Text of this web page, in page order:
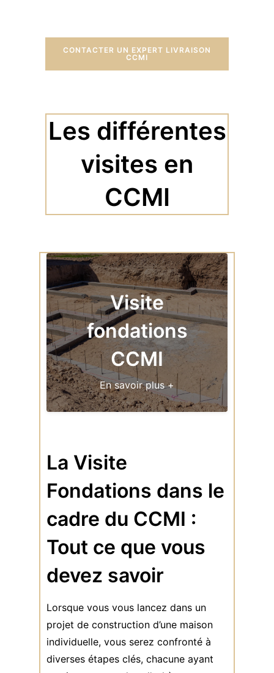
CONTACTER UN EXPERT LIVRAISON
CCMI
Les différentes
visites en
CCMI
Visite
fondations
CCMI
En savoir plus +
La Visite
Fondations dans le
cadre du CCMI :
Tout ce que vous
devez savoir
Lorsque vous vous lancez dans un
projet de construction d’une maison
individuelle, vous serez confronté à
diverses étapes clés, chacune ayant